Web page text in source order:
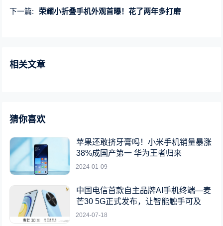
下一篇:
荣耀小折叠手机外观首曝！花了两年多打磨
相关文章
猜你喜欢
苹果还敢挤牙膏吗！小米手机销量暴涨
38%成国产第一 华为王者归来
2024-01-09
中国电信首款自主品牌AI手机终端—麦
芒30 5G正式发布，让智能触手可及
2024-07-18